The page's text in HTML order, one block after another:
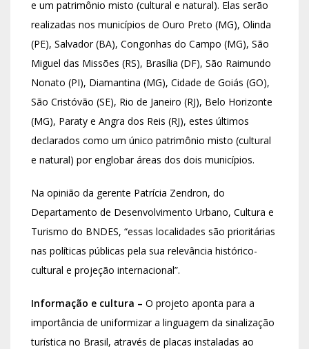
e um patrimônio misto (cultural e natural). Elas serão
realizadas nos municípios de Ouro Preto (MG), Olinda
(PE), Salvador (BA), Congonhas do Campo (MG), São
Miguel das Missões (RS), Brasília (DF), São Raimundo
Nonato (PI), Diamantina (MG), Cidade de Goiás (GO),
São Cristóvão (SE), Rio de Janeiro (RJ), Belo Horizonte
(MG), Paraty e Angra dos Reis (RJ), estes últimos
declarados como um único patrimônio misto (cultural
e natural) por englobar áreas dos dois municípios.
Na opinião da gerente Patrícia Zendron, do
Departamento de Desenvolvimento Urbano, Cultura e
Turismo do BNDES, “essas localidades são prioritárias
nas políticas públicas pela sua relevância histórico-
cultural e projeção internacional”.
Informação e cultura – O projeto aponta para a
importância de uniformizar a linguagem da sinalização
turística no Brasil, através de placas instaladas ao